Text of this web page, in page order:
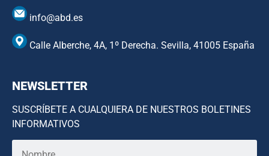
info@abd.es
Calle Alberche, 4A, 1º Derecha. Sevilla, 41005 España
NEWSLETTER
SUSCRÍBETE A CUALQUIERA DE NUESTROS BOLETINES
INFORMATIVOS